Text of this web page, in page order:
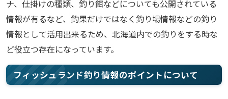
ナ、仕掛けの種類、釣り餌などについても公開されている
情報が有るなど、釣果だけではなく釣り場情報などの釣り
情報として活用出来るため、北海道内での釣りをする時な
ど役立つ存在になっています。
フィッシュランド釣り情報のポイントについて